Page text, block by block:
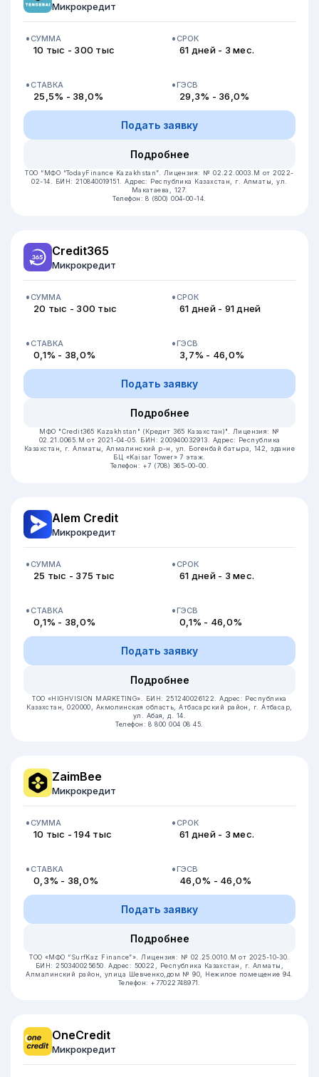
Микрокредит
СУММА
10 тыс - 300 тыс
СРОК
61 дней - 3 мес.
СТАВКА
25,5% - 38,0%
ГЭСВ
29,3% - 36,0%
Подать заявку
Подробнее
ТОО “МФО “TodayFinance Kazakhstan”.
Лицензия: № 02.22.0003.М от 2022-
02-14.
БИН: 210840019151.Адрес: Республика Казахстан, г. Алматы, ул.
Макатаева, 127.
Телефон: 8 (800) 004-00-14.
Credit365
Микрокредит
СУММА
20 тыс - 300 тыс
СРОК
61 дней - 91 дней
СТАВКА
0,1% - 38,0%
ГЭСВ
3,7% - 46,0%
Подать заявку
Подробнее
МФО "Credit365 Kazakhstan" (Кредит 365 Казахстан)".
Лицензия: №
02.21.0065.M от 2021-04-05. БИН: 200940032913. Адрес: Республика
Казахстан, г. Алматы, Алмалинский р-н, ул. Богенбай батыра, 142, здание
БЦ «Kaisar Tower» 7 этаж.
Телефон: +7 (708) 365-00-00.
Alem Credit
Микрокредит
СУММА
25 тыс - 375 тыс
СРОК
61 дней - 3 мес.
СТАВКА
0,1% - 38,0%
ГЭСВ
0,1% - 46,0%
Подать заявку
Подробнее
ТОО «HIGHVISION MARKETING». БИН: 251240026122.Адрес: Республика
Казахстан, 020000, Акмолинская область, Атбасарский район, г. Атбасар,
ул. Абая, д. 14.
Телефон: 8 800 004 08 45.
ZaimBee
Микрокредит
СУММА
10 тыс - 194 тыс
СРОК
61 дней - 3 мес.
СТАВКА
0,3% - 38,0%
ГЭСВ
46,0% - 46,0%
Подать заявку
Подробнее
ТОО «МФО “SurfKaz Finance”». Лицензия: № 02.25.0010.М от 2025-10-30.
БИН: 250340025650.Адрес: 50022, Республика Казахстан, г. Алматы,
Алмалинский район, улица Шевченко,дом № 90, Нежилое помещение 94.
Телефон: +77022748971.
OneCredit
Микрокредит